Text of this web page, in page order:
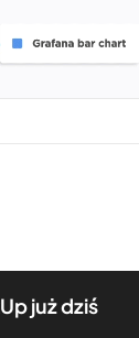
już dziś